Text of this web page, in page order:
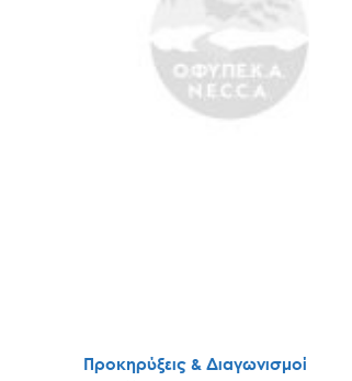
Προκηρύξεις & Διαγωνισμοί